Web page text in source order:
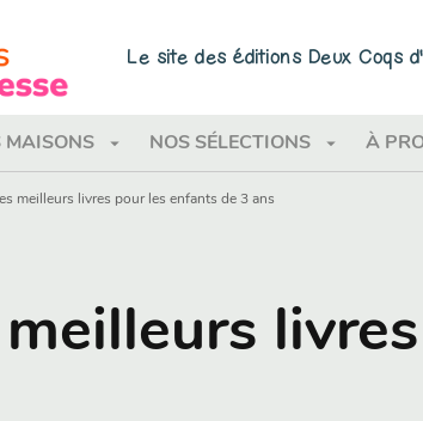
Le site des éditions Deux Coqs
MAISONS arrow_drop_down NOS SÉLECTIONS arrow_drop_down À
meilleurs livres pour les enfants de 3 ans
meilleurs